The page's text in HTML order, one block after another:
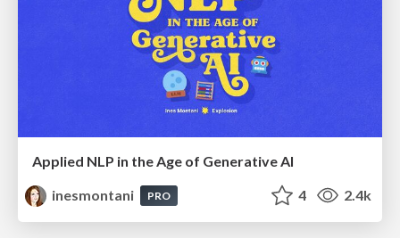
Applied NLP in the Age of Generative AI
inesmontani
PRO 4 2.4k